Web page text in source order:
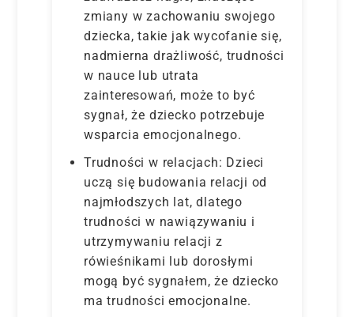
zmiany w zachowaniu swojego
dziecka, takie jak wycofanie się,
nadmierna drażliwość, trudności
w nauce lub utrata
zainteresowań, może to być
sygnał, że dziecko potrzebuje
wsparcia emocjonalnego.
Trudności w relacjach: Dzieci
uczą się budowania relacji od
najmłodszych lat, dlatego
trudności w nawiązywaniu i
utrzymywaniu relacji z
rówieśnikami lub dorosłymi
mogą być sygnałem, że dziecko
ma trudności emocjonalne.